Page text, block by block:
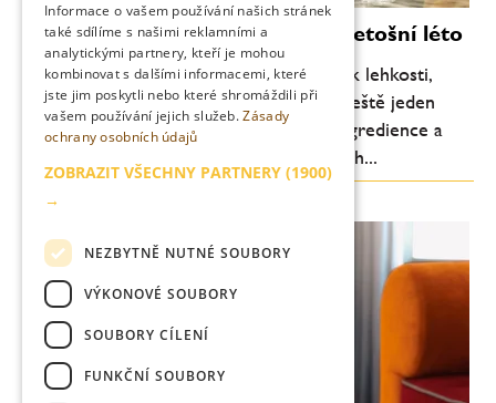
Moderní koktejly, které definují letošní léto
Letní barová scéna se každoročně vrací k lehkosti,
svěžesti a pitelnosti. Letos je ale patrný ještě jeden
posun: důraz na jednoduchost, kvalitní ingredience a
chuťovou čitelnost. Méně komplikovaných...
Informace o vašem používání našich stránek
také sdílíme s našimi reklamními a
analytickými partnery, kteří je mohou
kombinovat s dalšími informacemi, které
jste jim poskytli nebo které shromáždili při
vašem používání jejich služeb.Zásady
ochrany osobních údajů
ZOBRAZIT VŠECHNY PARTNERY (1900)
→
NEZBYTNĚ NUTNÉ SOUBORY
VÝKONOVÉ SOUBORY
SOUBORY CÍLENÍ
FUNKČNÍ SOUBORY